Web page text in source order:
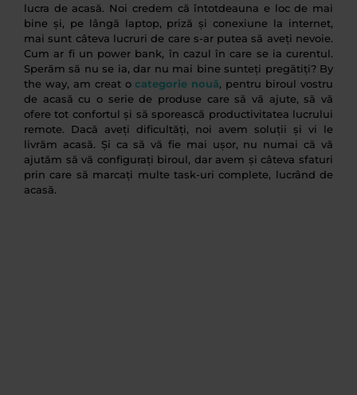
lucra de acasă. Noi credem că întotdeauna e loc de mai
bine și, pe lângă laptop, priză și conexiune la internet,
mai sunt câteva lucruri de care s-ar putea să aveți nevoie.
Cum ar fi un power bank, în cazul în care se ia curentul.
Sperăm să nu se ia, dar nu mai bine sunteți pregătiți? By
the way, am creat ocategorie nouă, pentru biroul vostru
de acasă cu o serie de produse care să vă ajute, să vă
ofere tot confortul și să sporească productivitatea lucrului
remote. Dacă aveți dificultăți, noi avem soluții și vi le
livrăm acasă. Și ca să vă fie mai ușor, nu numai că vă
ajutăm să vă configurați biroul, dar avem și câteva sfaturi
prin care să marcați multe task-uri complete, lucrând de
acasă.